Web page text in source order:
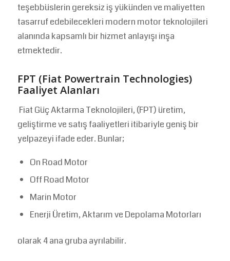
teşebbüslerin gereksiz iş yükünden ve maliyetten
tasarruf edebilecekleri modern motor teknolojileri
alanında kapsamlı bir hizmet anlayışı inşa
etmektedir.
FPT (Fiat Powertrain Technologies)
Faaliyet Alanları
Fiat Güç Aktarma Teknolojileri, (FPT) üretim,
geliştirme ve satış faaliyetleri itibariyle geniş bir
yelpazeyi ifade eder. Bunlar;
On Road Motor
Off Road Motor
Marin Motor
Enerji Üretim, Aktarım ve Depolama Motorları
olarak 4 ana gruba ayrılabilir.